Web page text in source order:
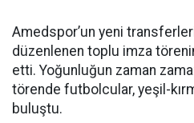
Amedspor’un yeni
düzenlenen toplu imza
etti. Yoğunluğun zaman
törende futbolcular, yeşil-
buluştu.